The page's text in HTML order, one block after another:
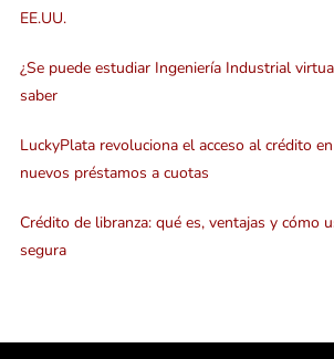
EE.UU.
¿Se puede estudiar Ingeniería Industrial
saber
LuckyPlata revoluciona el acceso al crédito
nuevos préstamos a cuotas
Crédito de libranza: qué es, ventajas y cómo
segura